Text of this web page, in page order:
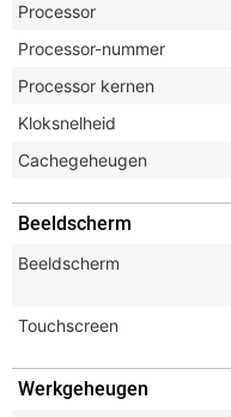
Processor
Processor-nummer
Processor kernen
Kloksnelheid
Cachegeheugen
Beeldscherm
Beeldscherm
Touchscreen
Werkgeheugen